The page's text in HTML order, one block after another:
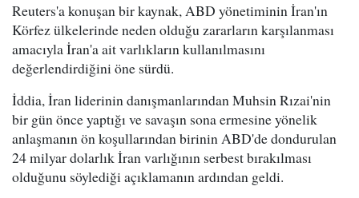
Reuters'a konuşan bir kaynak, ABD yönetiminin İran'ın
Körfez ülkelerinde neden olduğu zararların karşılanması
amacıyla İran'a ait varlıkların kullanılmasını
değerlendirdiğini öne sürdü.
İddia, İran liderinin danışmanlarından Muhsin Rızai'nin
bir gün önce yaptığı ve savaşın sona ermesine yönelik
anlaşmanın ön koşullarından birinin ABD'de dondurulan
24 milyar dolarlık İran varlığının serbest bırakılması
olduğunu söylediği açıklamanın ardından geldi.